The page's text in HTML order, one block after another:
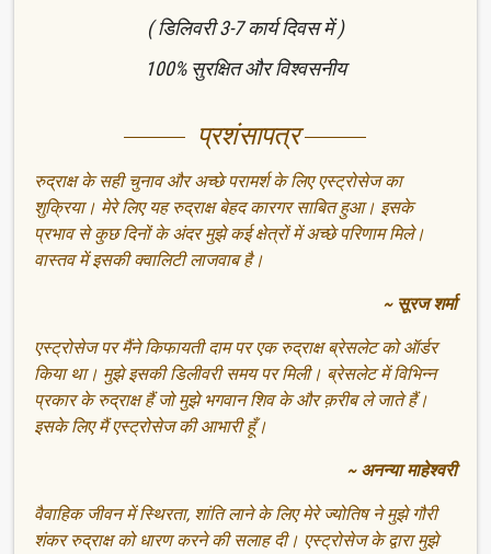
( डिलिवरी 3-7 कार्य दिवस में )
100% सुरक्षित और विश्वसनीय
प्रशंसापत्र
रुद्राक्ष के सही चुनाव और अच्छे परामर्श के लिए एस्ट्रोसेज का
शुक्रिया। मेरे लिए यह रुद्राक्ष बेहद कारगर साबित हुआ। इसके
प्रभाव से कुछ दिनों के अंदर मुझे कई क्षेत्रों में अच्छे परिणाम मिले।
वास्तव में इसकी क्वालिटी लाजवाब है।
~ सूरज शर्मा
एस्ट्रोसेज पर मैंने किफायती दाम पर एक रुद्राक्ष ब्रेसलेट को ऑर्डर
किया था। मुझे इसकी डिलीवरी समय पर मिली। ब्रेसलेट में विभिन्न
प्रकार के रुद्राक्ष हैं जो मुझे भगवान शिव के और क़रीब ले जाते हैं।
इसके लिए मैं एस्ट्रोसेज की आभारी हूँ।
~ अनन्या माहेश्वरी
वैवाहिक जीवन में स्थिरता, शांति लाने के लिए मेरे ज्योतिष ने मुझे गौरी
शंकर रुद्राक्ष को धारण करने की सलाह दी। एस्ट्रोसेज के द्वारा मुझे